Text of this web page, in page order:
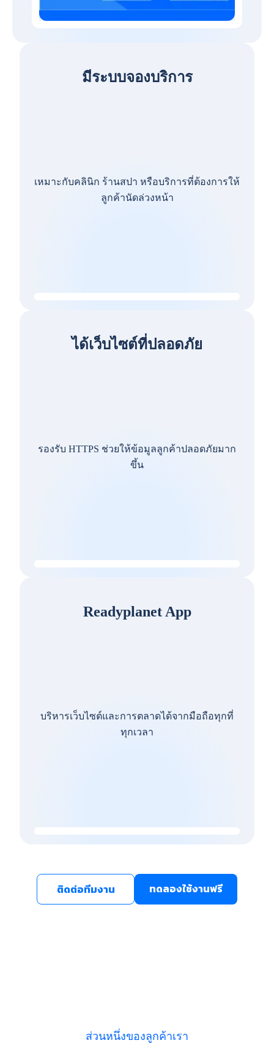
มีระบบจองบริการ
เหมาะกับคลินิก ร้านสปา หรือบริการที่ต้องการให้
ลูกค้านัดล่วงหน้า
ได้เว็บไซต์ที่ปลอดภัย
รองรับ HTTPS ช่วยให้ข้อมูลลูกค้าปลอดภัยมาก
ขึ้น
Readyplanet App
บริหารเว็บไซต์และการตลาดได้จากมือถือทุกที่
ทุกเวลา
ติดต่อทีมงาน ทดลองใช้งานฟรี
ส่วนหนึ่งของลูกค้าเรา